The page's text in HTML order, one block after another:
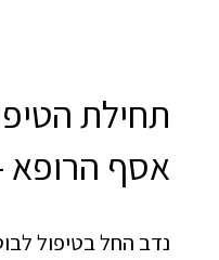
תחילת
אסף הרופא
נדב החל בטיפול